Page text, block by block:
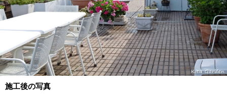
施工後の写真